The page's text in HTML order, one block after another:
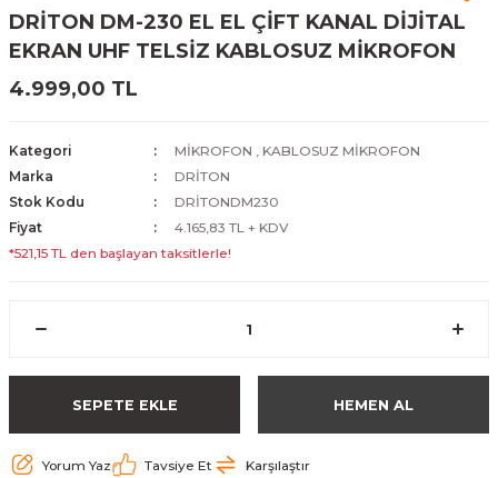
DRİTON DM-230 EL EL ÇİFT KANAL DİJİTAL
EKRAN UHF TELSİZ KABLOSUZ MİKROFON
4.999,00 TL
Kategori MİKROFON , KABLOSUZ MİKROFON
Marka
DRİTON
Stok Kodu
DRİTONDM230
Fiyat
4.165,83 TL + KDV
*521,15 TL den başlayan taksitlerle!
SEPETE EKLE HEMEN AL
Yorum Yaz Tavsiye Et Karşılaştır